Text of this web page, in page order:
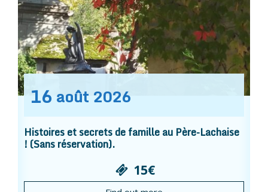
16 août 2026
Histoires et secrets de famille au Père-Lachaise
! (Sans réservation).
15€